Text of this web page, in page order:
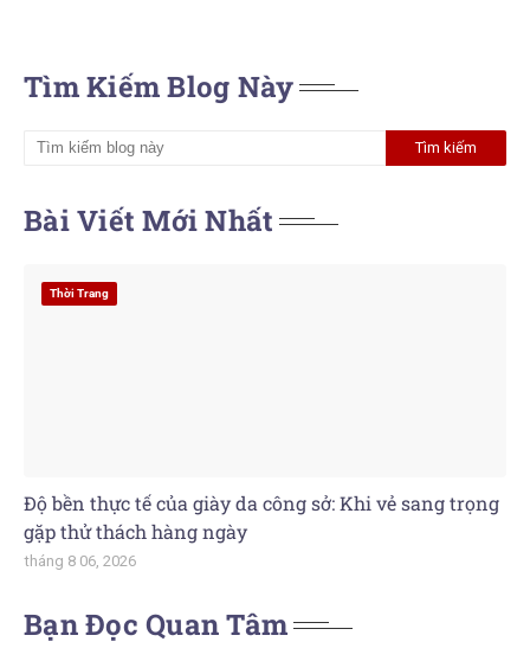
Tìm Kiếm Blog Này
Bài Viết Mới Nhất
Thời Trang
Độ bền thực tế của giày da công sở: Khi vẻ sang trọng
gặp thử thách hàng ngày
tháng 8 06, 2026
Bạn Đọc Quan Tâm